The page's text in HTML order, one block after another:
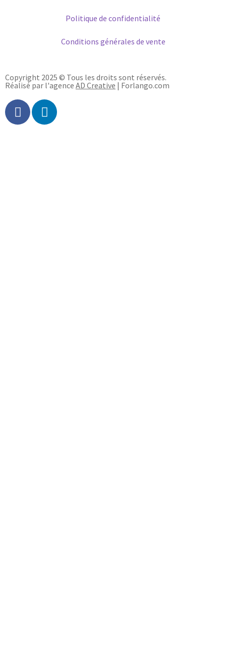
Politique de confidentialité
Conditions générales de vente
Copyright 2025 © Tous les droits sont réservés.
Réalisé par l'agence AD Creative | Forlango.com